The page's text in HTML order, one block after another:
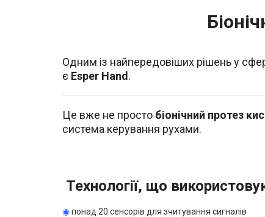
Одним із найпередовіших рішень у
є Esper Hand.
Це вже не просто біонічний протез
система керування рухами.
Технології, що
◉понад 20 сенсорів для зчитування сигналів